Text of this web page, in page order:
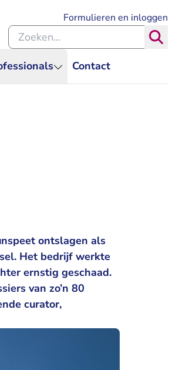
Contact
Formulieren en inloggen
Zoeken binnen de Rechtspraak
ontslagen als
Het bedrijf werkte
ernstig geschaad.
van zo’n 80
curator,